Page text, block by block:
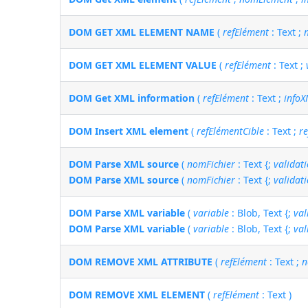
DOM GET XML ELEMENT NAME (refElément : Text ;
DOM GET XML ELEMENT VALUE (refElément : Text ;
DOM Get XML information (refElément : Text ;
DOM Insert XML element (refElémentCible : Text ;
DOM Parse XML source (nomFichier : Text {;
DOM Parse XML source (nomFichier : Text {;
DOM Parse XML variable (variable : Blob, Text {;
DOM Parse XML variable (variable : Blob, Text {;
DOM REMOVE XML ATTRIBUTE (refElément : Text ;
DOM REMOVE XML ELEMENT (refElément : Text )